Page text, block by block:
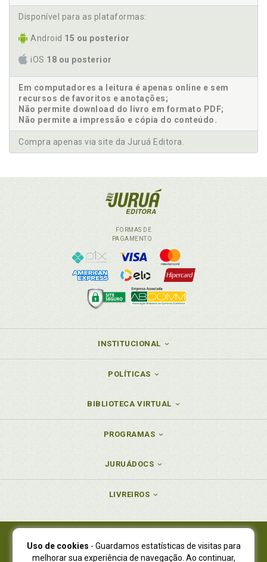
Disponível para as plataformas:
Android 15 ou posterior
iOS 18 ou posterior
Em computadores a leitura é apenas online e sem
recursos de favoritos e anotações;
Não permite download do livro em formato PDF;
Não permite a impressão e cópia do conteúdo.
Compra apenas via site da Juruá Editora.
FORMAS DE
PAGAMENTO
INSTITUCIONAL
POLÍTICAS
BIBLIOTECA VIRTUAL
PROGRAMAS
JURUÁDOCS
LIVREIROS
Juruá Editora Ltda., CNPJ 77.535.508/0001-19
Uso de cookies - Guardamos estatísticas de visitas para
melhorar sua experiência de navegação. Ao continuar,